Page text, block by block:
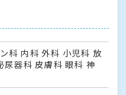
科 内科 外科 小児科 放
尿器科 皮膚科 眼科 神